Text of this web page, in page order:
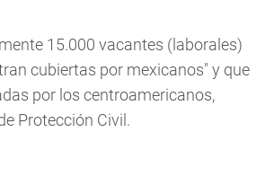
15.000 vacantes (laborales)
cubiertas por mexicanos" y que
por los centroamericanos,
Protección Civil.